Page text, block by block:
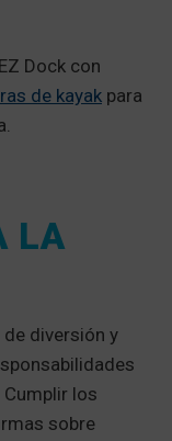
Dock con
de kayak para
LA
diversión y
los
sobre